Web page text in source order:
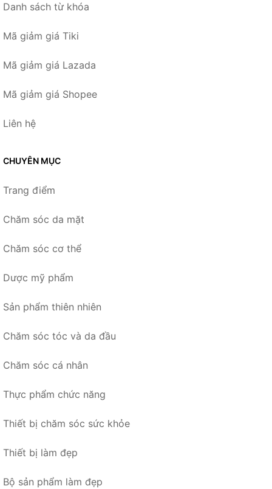
Danh sách từ khóa
Mã giảm giá Tiki
Mã giảm giá Lazada
Mã giảm giá Shopee
Liên hệ
CHUYÊN MỤC
Trang điểm
Chăm sóc da mặt
Chăm sóc cơ thể
Dược mỹ phẩm
Sản phẩm thiên nhiên
Chăm sóc tóc và da đầu
Chăm sóc cá nhân
Thực phẩm chức năng
Thiết bị chăm sóc sức khỏe
Thiết bị làm đẹp
Bộ sản phẩm làm đẹp